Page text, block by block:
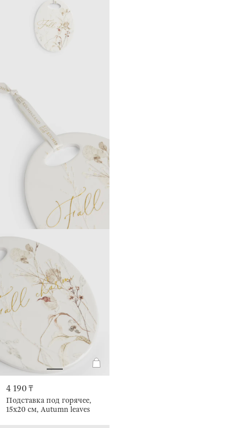
4 190 ₸
Подставка под горячее,
15x20 см, Autumn leaves